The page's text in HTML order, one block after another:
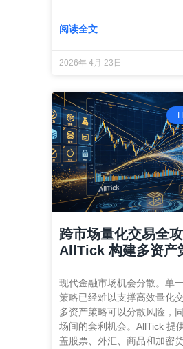
阅读全文
2026年 4月 23日
跨市场量化交易全
AllTick 构建多资产
现代金融市场机会分散。单
策略已经难以支撑高效量化
多资产策略可以分散风险，
场间的套利机会。AllTick 提
盖股票、外汇、商品和加密